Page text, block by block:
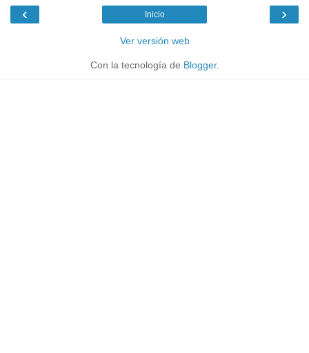
‹ ›
Inicio
Ver versión web
Con la tecnología de Blogger.